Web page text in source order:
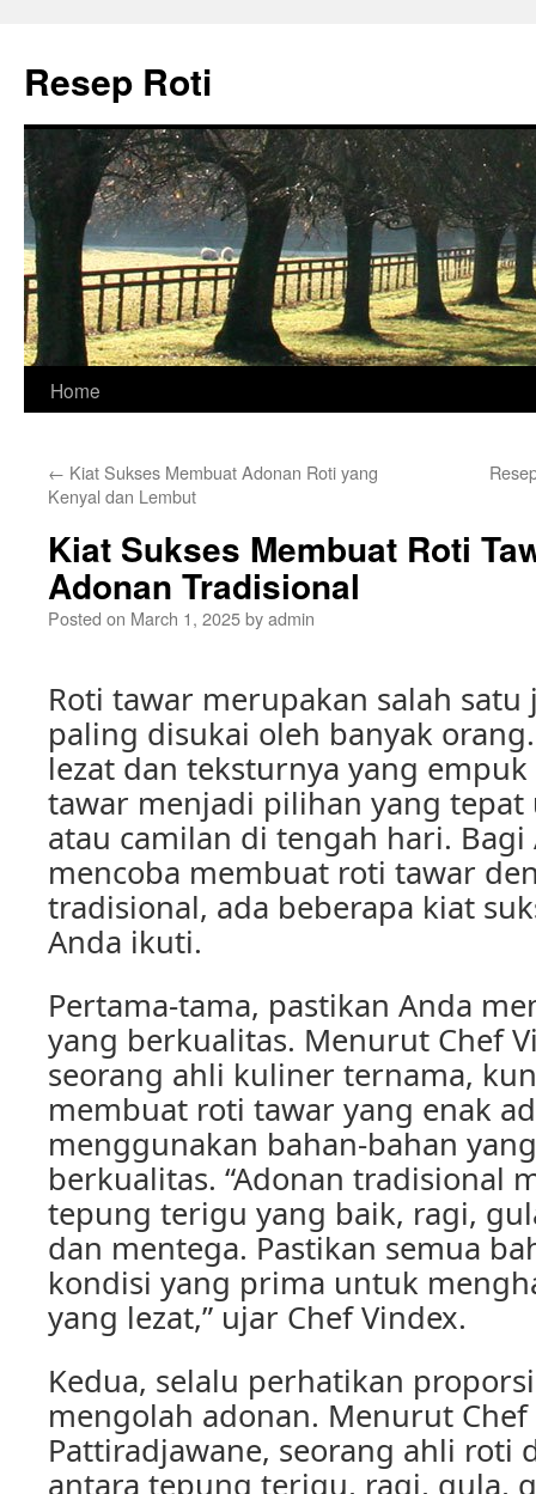
content
Resep Roti
Home
← Kiat Sukses Membuat Adonan Roti yang
Kenyal dan Lembut
Kiat Sukses Membuat Roti
Adonan Tradisional
Posted on March 1, 2025byadmin
Roti tawar merupakan salah
paling disukai oleh banyak
lezat dan teksturnya yang
tawar menjadi pilihan yang
atau camilan di tengah hari.
mencoba membuat roti tawar
tradisional, ada beberapa kiat
Anda ikuti.
Pertama-tama, pastikan Anda
yang berkualitas. Menurut Chef
seorang ahli kuliner ternama,
membuat roti tawar yang enak
menggunakan bahan-bahan
berkualitas. “Adonan tradisional
tepung terigu yang baik, ragi,
dan mentega. Pastikan semua
kondisi yang prima untuk
yang lezat,” ujar Chef Vindex.
Kedua, selalu perhatikan
mengolah adonan. Menurut Chef
Pattiradjawane, seorang ahli roti
antara tepung terigu, ragi, gula,